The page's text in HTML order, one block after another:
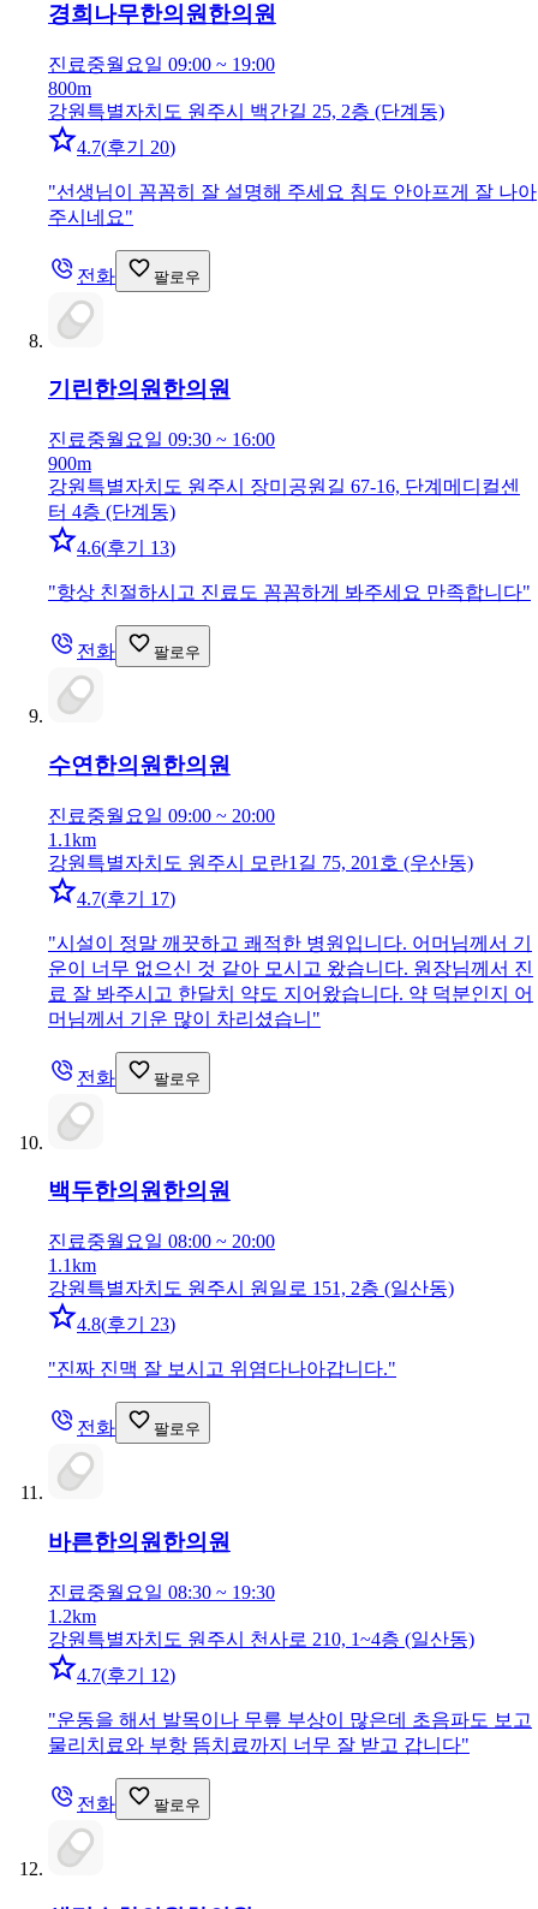
경희나무한의원 한의원
진료중월요일 09:00 ~ 19:00
800m
강원특별자치도 원주시 백간길 25, 2층 (단계동)
4.7(후기 20)
"선생님이 꼼꼼히 잘 설명해 주세요 침도 안아프게 잘 나아
주시네요"
전화 팔로우
기린한의원한의원
진료중월요일 09:30 ~ 16:00
900m
강원특별자치도 원주시 장미공원길 67-16, 단계메디컬센
터 4층 (단계동)
4.6(후기 13)
"항상 친절하시고 진료도 꼼꼼하게 봐주세요 만족합니다"
전화 팔로우
수연한의원 한의원
진료중월요일 09:00 ~ 20:00
1.1km
강원특별자치도 원주시 모란1길 75, 201호 (우산동)
4.7(후기 17)
"시설이 정말 깨끗하고 쾌적한 병원입니다. 어머님께서 기
운이 너무 없으신 것 같아 모시고 왔습니다. 원장님께서 진
료 잘 봐주시고 한달치 약도 지어왔습니다. 약 덕분인지 어
머님께서 기운 많이 차리셨습니 "
전화 팔로우
백두한의원한의원
진료중월요일 08:00 ~ 20:00
1.1km
강원특별자치도 원주시 원일로 151, 2층 (일산동)
4.8(후기 23)
"진짜 진맥 잘 보시고 위염다나아갑니다."
전화 팔로우
바른한의원 한의원
진료중월요일 08:30 ~ 19:30
1.2km
강원특별자치도 원주시 천사로 210, 1~4층 (일산동)
4.7(후기 12)
"운동을 해서 발목이나 무릎 부상이 많은데 초음파도 보고
물리치료와 부항 뜸치료까지 너무 잘 받고 갑니다"
전화 팔로우